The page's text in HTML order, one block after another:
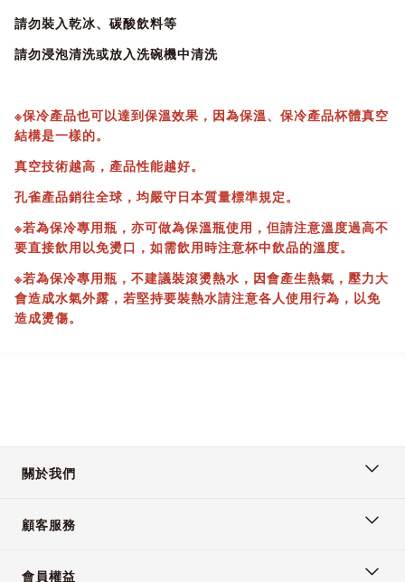
請勿裝入乾冰、碳酸飲料等
請勿浸泡清洗或放入洗碗機中清洗
※保冷產品也可以達到保溫效果，因為保溫、保冷產品杯體真空
結構是一樣的。
真空技術越高，產品性能越好。
孔雀產品銷往全球，均嚴守日本質量標準規定。
※若為保冷專用瓶，亦可做為保溫瓶使用，但請注意溫度過高不
要直接飲用以免燙口，如需飲用時注意杯中飲品的溫度。
※若為保冷專用瓶，不建議裝滾燙熱水，因會產生熱氣，壓力大
會造成水氣外露，若堅持要裝熱水請注意各人使用行為，以免
造成燙傷。
關於我們
顧客服務
會員權益